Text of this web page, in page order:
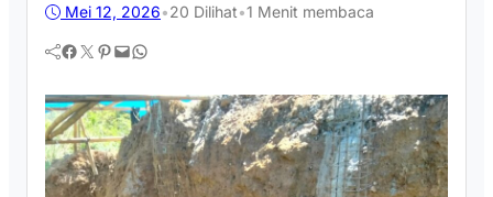
Mei 12, 2026•20 Dilihat•1 Menit membaca
Facebook Twitter Pinterest Mail WhatsApp